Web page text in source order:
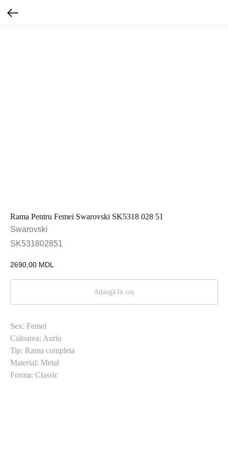
Rama Pentru Femei Swarovski SK5318 028 51
Swarovski
SK531802851
2690,00 MDL
Adaugă în coș
Sex: Femei
Culoarea: Auriu
Tip: Rama completa
Material: Metal
Forma: Classic